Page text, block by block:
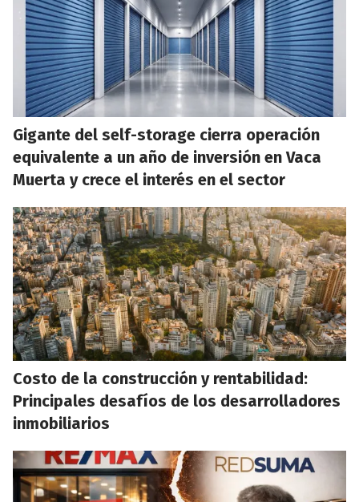
Gigante del self-storage cierra operación
equivalente a un año de inversión en Vaca
Muerta y crece el interés en el sector
Costo de la construcción y rentabilidad:
Principales desafíos de los desarrolladores
inmobiliarios